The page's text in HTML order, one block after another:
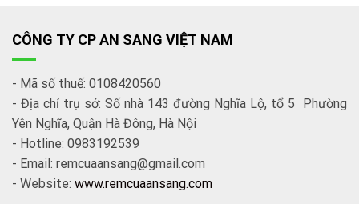
CÔNG TY CP AN SANG VIỆT NAM
- Mã số thuế: 0108420560
- Địa chỉ trụ sở: Số nhà 143 đường Nghĩa Lộ, tổ 5 Phường
Yên Nghĩa, Quận Hà Đông, Hà Nội
- Hotline: 0983192539
- Email: remcuaansang@gmail.com
- Website: www.remcuaansang.com